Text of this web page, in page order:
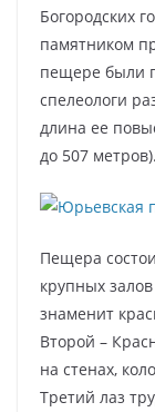
Богородских
памятником
пещере были
спелеологи
длина ее
до 507 метров).
Пещера
крупных
знаменит
Второй –
на стенах,
Третий лаз